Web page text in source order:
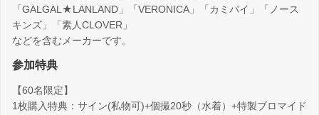
「GALGAL★LANLAND」「VERONICA」「カミパイ」「ノース
キンズ」「素人CLOVER」
などを含むメーカーです。
参加特典
【60名限定】
1枚購入特典：サイン(私物可)+個撮20秒（水着）+特製ブロマイド